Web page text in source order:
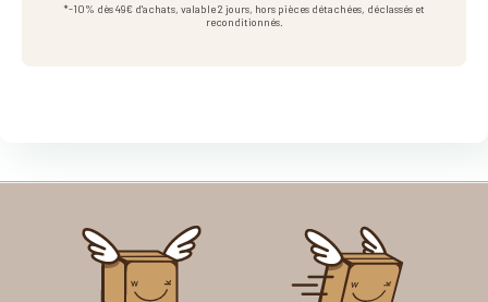
*-10% dès 49€ d'achats, valable 2 jours, hors pièces détachées, déclassés et
reconditionnés.